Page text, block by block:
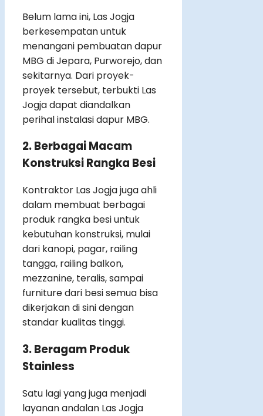
Belum lama ini, Las Jogja
berkesempatan untuk
menangani pembuatan dapur
MBG di Jepara, Purworejo, dan
sekitarnya. Dari proyek-
proyek tersebut, terbukti Las
Jogja dapat diandalkan
perihal instalasi dapur MBG.
2. Berbagai Macam
Konstruksi Rangka Besi
Kontraktor Las Jogja juga ahli
dalam membuat berbagai
produk rangka besi untuk
kebutuhan konstruksi, mulai
dari kanopi, pagar, railing
tangga, railing balkon,
mezzanine, teralis, sampai
furniture dari besi semua bisa
dikerjakan di sini dengan
standar kualitas tinggi.
3. Beragam Produk
Stainless
Satu lagi yang juga menjadi
layanan andalan Las Jogja